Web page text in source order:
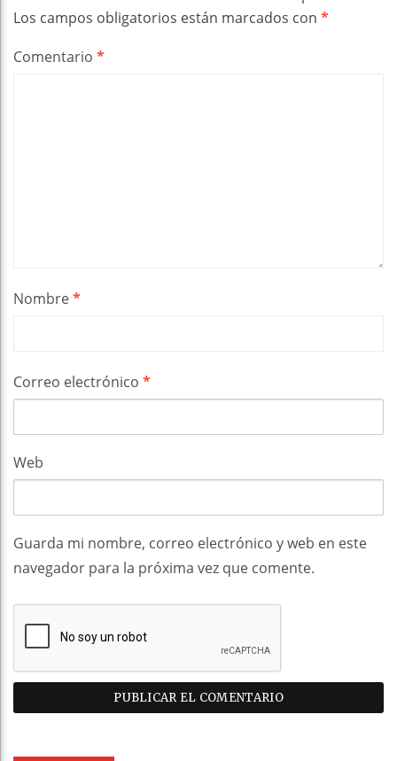
Los campos obligatorios están marcados con *
Comentario *
Nombre*
Correo electrónico *
Web
Guarda mi nombre, correo electrónico y web en este
navegador para la próxima vez que comente.